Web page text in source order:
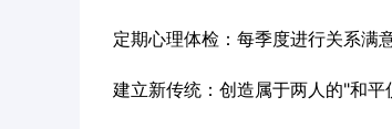
定期心理体检：每季度进行关系满
建立新传统：创造属于两人的"和